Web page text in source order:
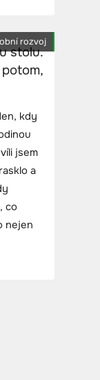
rozvoj
stolu.
kdy
jsem
a
co
nejen